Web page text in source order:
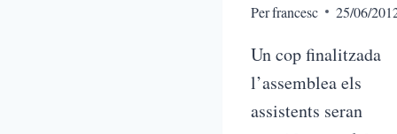
Perfrancesc 25/06/
Un cop finalitzada
l’assemblea els
assistents seran